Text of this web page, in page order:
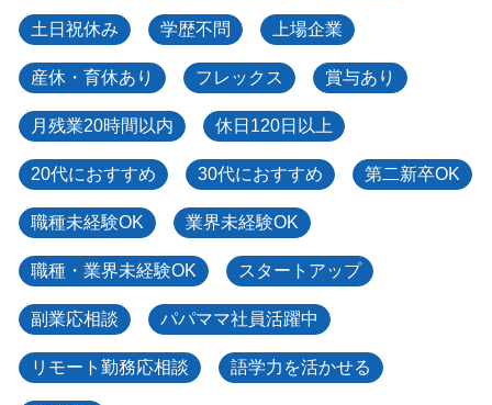
土日祝休み 学歴不問 上場企業
産休・育休あり フレックス 賞与あり
月残業20時間以内 休日120日以上
20代におすすめ 30代におすすめ 第二新卒OK
職種未経験OK 業界未経験OK
職種・業界未経験OK スタートアップ
副業応相談 パパママ社員活躍中
リモート勤務応相談 語学力を活かせる